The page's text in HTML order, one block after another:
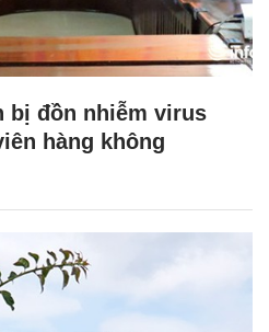
bị đồn nhiễm virus
hàng không